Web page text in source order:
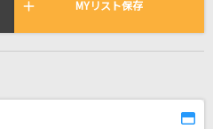
MYリスト保存